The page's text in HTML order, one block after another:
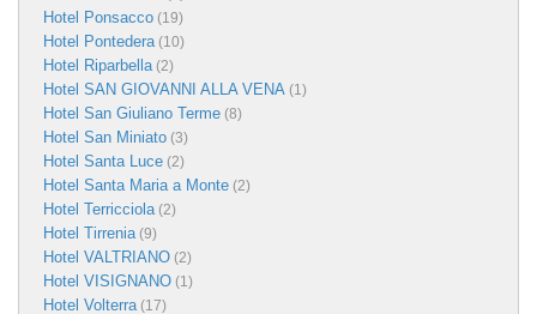
Hotel Ponsacco (19)
Hotel Pontedera(10)
Hotel Riparbella(2)
Hotel SAN GIOVANNI ALLA VENA (1)
Hotel San Giuliano Terme (8)
Hotel San Miniato (3)
Hotel Santa Luce (2)
Hotel Santa Maria a Monte (2)
Hotel Terricciola(2)
Hotel Tirrenia(9)
Hotel VALTRIANO (2)
Hotel VISIGNANO (1)
Hotel Volterra(17)